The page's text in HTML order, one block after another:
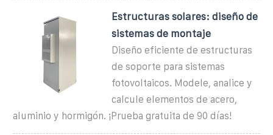
Estructuras solares: diseño de
sistemas de montaje
Diseño eficiente de estructuras
de soporte para sistemas
fotovoltaicos. Modele, analice y
calcule elementos de acero,
aluminio y hormigón. ¡Prueba gratuita de 90 días!